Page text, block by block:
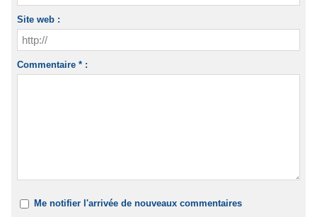
Site web :
Commentaire * :
Me notifier l'arrivée de nouveaux commentaires